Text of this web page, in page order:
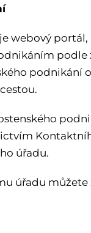
je webový
podle
podnikání
úřadu.
úřadu